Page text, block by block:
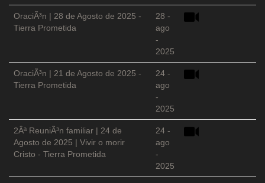
OraciÃ³n | 28 de Agosto de 2025 -
Tierra Prometida
28 -
ago
-
2025
OraciÃ³n | 21 de Agosto de 2025 -
Tierra Prometida
24 -
ago
-
2025
2Âª ReuniÃ³n familiar | 24 de
Agosto de 2025 | Vivir o morir
Cristo - Tierra Prometida
24 -
ago
-
2025